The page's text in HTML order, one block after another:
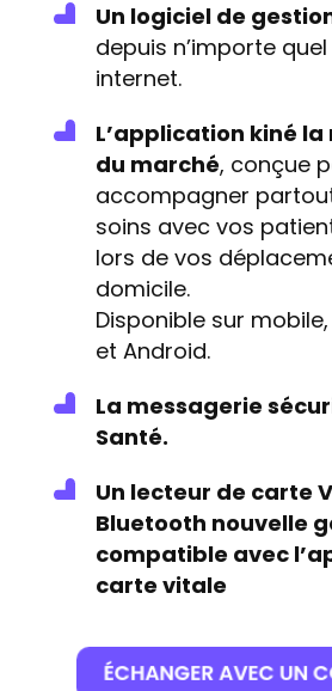
Un logiciel de
depuis n’importe
internet.
L’application kiné
du marché, conçue
accompagner
soins avec vos
lors de vos
domicile.
Disponible sur
et Android.
La messagerie
Santé.
Un lecteur de carte
Bluetooth nouvelle
compatible avec
carte vitale